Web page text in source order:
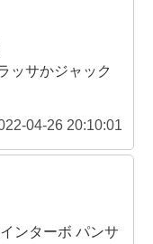
ッサかジャック
04-26 20:10:01
ンターボ パンサ